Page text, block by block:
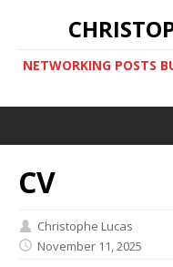
NETWORKING POSTS
CV
Christophe Lucas
November 11, 2025